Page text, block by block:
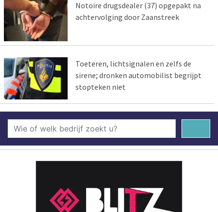
Notoire drugsdealer (37) opgepakt na
achtervolging door Zaanstreek
Toeteren, lichtsignalen en zelfs de
sirene; dronken automobilist begrijpt
stopteken niet